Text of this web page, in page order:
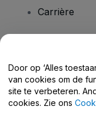
Carrière
Door op ‘Alles
van cookies om de
site te verbeteren.
cookies. Zie ons